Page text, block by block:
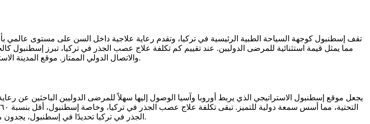
مما يمثل قيمة استثنائية للمرضى الدوليين. عند تقييم كم تكلفة علاج عصب الجذر في تركيا، تبرز إسطنبول
والاتصال الدولي الممتاز. موقع المدينة الاستراتيجي الذي يربط بين القارات يجعلها سهلة الوصول للمرضى من أوروبا وآسيا والشرق الأوسط.
يجعل موقع إسطنبول الاستراتيجي الذي يربط أوروبا وآسيا الوصول إليها سهلاً للمرضى الدوليين الباحثين عن
الجذر في تركيا تحديدًا في إسطنبول، يجدون مرافق حديثة ومتخصصين ذوي خبرة وأنظمة دعم مرضى شاملة تجعل إسطنبول الوجهة المثالية.